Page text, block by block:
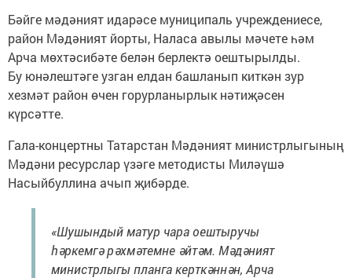
Бәйге мәдәният идарәсе муниципаль учреждениесе,
район Мәдәният йорты, Наласа авылы мәчете һәм
Арча мөхтәсибәте белән берлектә оештырылды.
Бу юнәлештәге узган елдан башланып киткән зур
хезмәт район өчен горурланырлык нәтиҗәсен
күрсәтте.
Гала-концертны Татарстан Мәдәният министрлыгының
Мәдәни ресурслар үзәге методисты Миләүшә
Насыйбуллина ачып җибәрде.
«Шушындый матур чара оештыручы
һәркемгә рәхмәтемне әйтәм. Мәдәният
министрлыгы планга керткәннән, Арча